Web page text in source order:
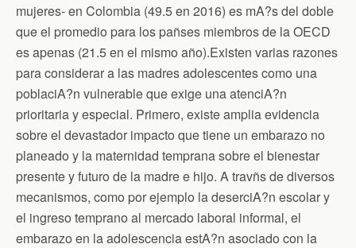
mujeres- en Colombia (49.5 en 2016) es mA?s del doble
que el promedio para los pañses miembros de la OECD
es apenas (21.5 en el mismo año).Existen varias razones
para considerar a las madres adolescentes como una
poblaciA?n vulnerable que exige una atenciA?n
prioritaria y especial. Primero, existe amplia evidencia
sobre el devastador impacto que tiene un embarazo no
planeado y la maternidad temprana sobre el bienestar
presente y futuro de la madre e hijo. A travñs de diversos
mecanismos, como por ejemplo la deserciA?n escolar y
el ingreso temprano al mercado laboral informal, el
embarazo en la adolescencia estA?n asociado con la